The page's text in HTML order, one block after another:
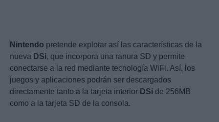
Nintendo pretende explotar así las características de la
nueva DSi, que incorpora una ranura SD y permite
conectarse a la red mediante tecnología WiFi. Así, los
juegos y aplicaciones podrán ser descargados
directamente tanto a la tarjeta interior DSi de 256MB
como a la tarjeta SD de la consola.